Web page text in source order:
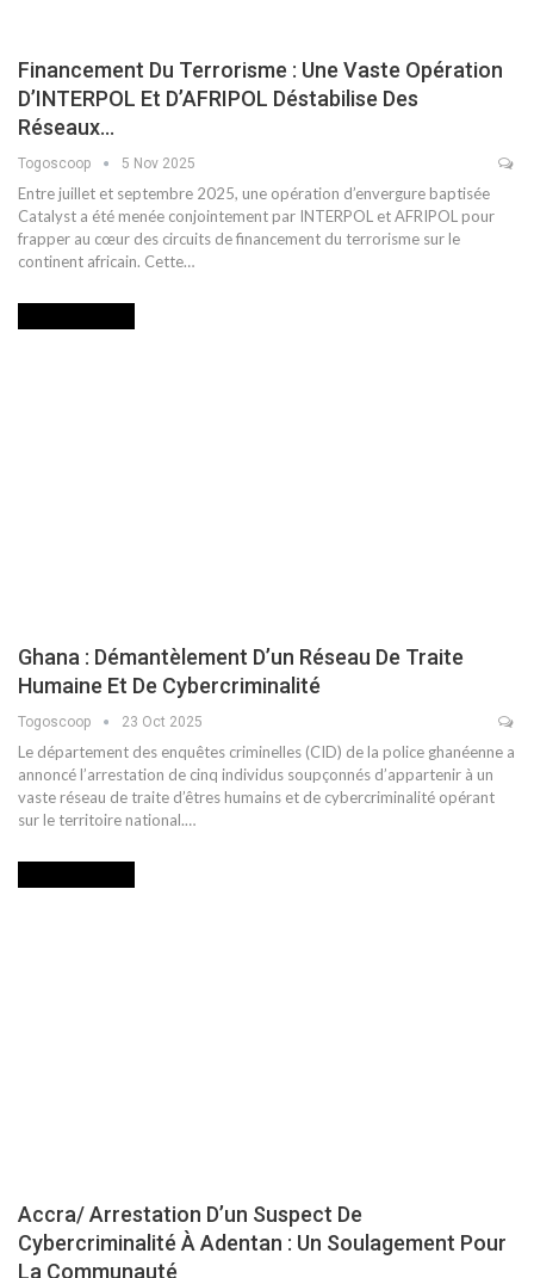
Financement Du Terrorisme : Une Vaste Opération
D’INTERPOL Et D’AFRIPOL Déstabilise Des
Réseaux…
Togoscoop 5 Nov 2025
Entre juillet et septembre 2025, une opération d’envergure baptisée
Catalyst a été menée conjointement par INTERPOL et AFRIPOL pour
frapper au cœur des circuits de financement du terrorisme sur le
continent africain. Cette…
Ghana : Démantèlement D’un Réseau De Traite
Humaine Et De Cybercriminalité
Togoscoop 23 Oct 2025
Le département des enquêtes criminelles (CID) de la police ghanéenne a
annoncé l’arrestation de cinq individus soupçonnés d’appartenir à un
vaste réseau de traite d’êtres humains et de cybercriminalité opérant
sur le territoire national.…
Accra/ Arrestation D’un Suspect De
Cybercriminalité À Adentan : Un Soulagement Pour
La Communauté